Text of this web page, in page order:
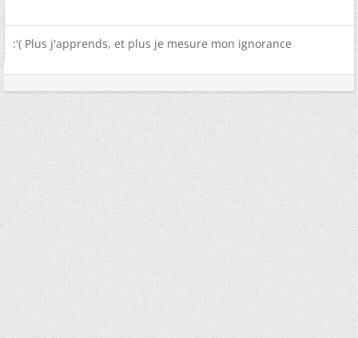
:'( Plus j'apprends, et plus je mesure mon ignorance